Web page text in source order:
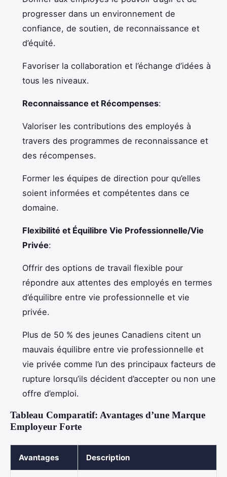
progresser dans un environnement de
confiance, de soutien, de reconnaissance et
d’équité.
Favoriser la collaboration et l’échange d’idées à
tous les niveaux.
Reconnaissance et Récompenses:
Valoriser les contributions des employés à
travers des programmes de reconnaissance et
des récompenses.
Former les équipes de direction pour qu’elles
soient informées et compétentes dans ce
domaine.
Flexibilité et Équilibre Vie Professionnelle/Vie
Privée:
Offrir des options de travail flexible pour
répondre aux attentes des employés en termes
d’équilibre entre vie professionnelle et vie
privée.
Plus de 50 % des jeunes Canadiens citent un
mauvais équilibre entre vie professionnelle et
vie privée comme l’un des principaux facteurs de
rupture lorsqu’ils décident d’accepter ou non une
offre d’emploi.
Tableau Comparatif: Avantages d’une Marque
Employeur Forte
Avantages Description